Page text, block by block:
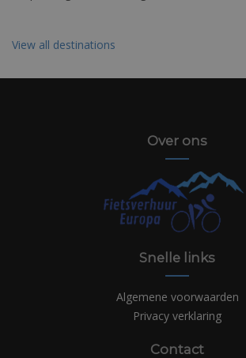
View all destinations
Over ons
Snelle links
Algemene voorwaarden
Privacy verklaring
Contact